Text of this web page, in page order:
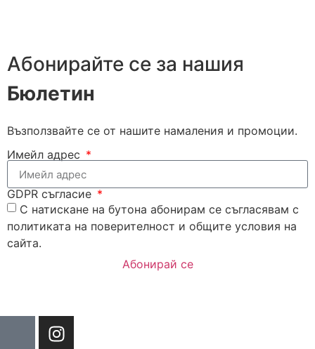
Абонирайте се за нашия
Бюлетин
Възползвайте се от нашите намаления и промоции.
Имейл адрес
GDPR съгласие
С натискане на бутона абонирам се съгласявам с
политиката на поверителност и общите условия на
сайта.
Абонирай се